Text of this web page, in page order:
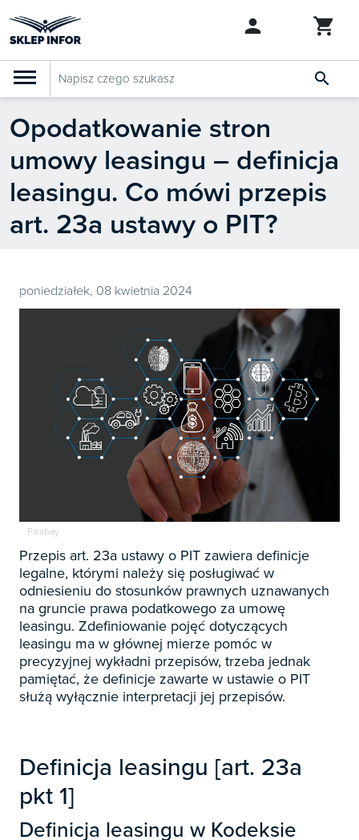
PRODUKTY
SZUKAJ PODOBNYCH PRODUKTÓW 

Klasyfikacja budżetowa 2027
Szkolenia
Abonamenty
KSeF


Zapowiedzi 
Prenumerata 2026 

Księgowość
Biznes / Zarządzanie

Prawo Pracy i ZUS 
Czasopisma
E-wydania
Książki
E-booki
Webinaria
Rachunkowość i finanse 
Czasopisma
E-wydania
Książki
E-booki
Webinaria
Rachunkowość budżetowa 
Czasopisma
E-wydania
Książki
Podatki 
Czasopisma
E-wydania
Webinaria
Biura rachunkowe 
Czasopisma
E-booki
Samorząd i administracja 
E-wydania
Książki
Webinaria
Oprogramowanie 
Zarządzanie i HRM
Czasopisma
Prawo gospodarcze
Opodatkowanie stron
umowy leasingu – definicja
leasingu. Co mówi przepis
art. 23a ustawy o PIT?
poniedziałek, 08 kwietnia 2024
Pixabay
Przepis art. 23a ustawy o PIT zawiera definicje
legalne, którymi należy się posługiwać w
odniesieniu do stosunków prawnych uznawanych
na gruncie prawa podatkowego za umowę
leasingu. Zdefiniowanie pojęć dotyczących
leasingu ma w głównej mierze pomóc w
precyzyjnej wykładni przepisów, trzeba jednak
pamiętać, że definicje zawarte w ustawie o PIT
służą wyłącznie interpretacji jej przepisów.
Definicja leasingu [art. 23a
pkt 1]
Definicja leasingu w Kodeksie